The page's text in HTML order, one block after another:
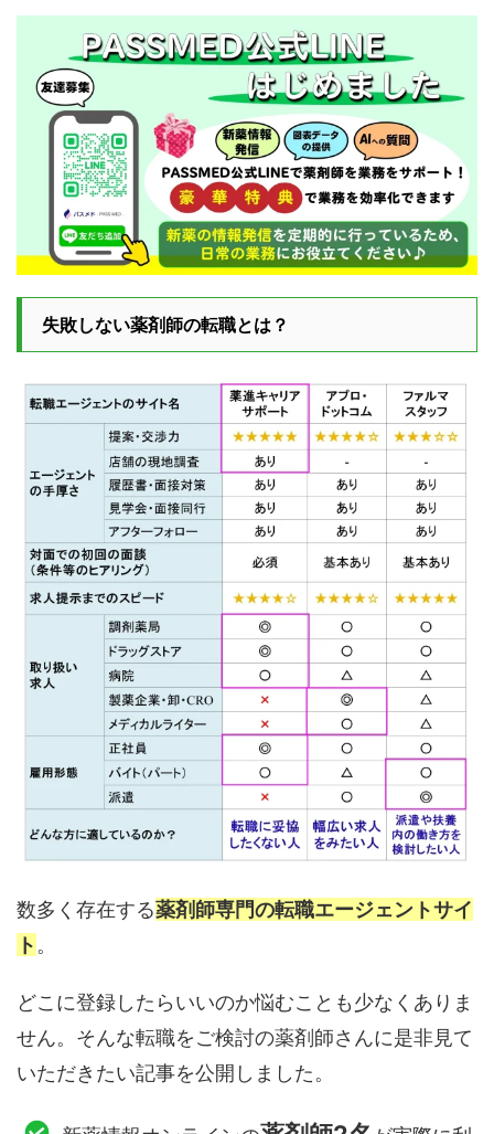
失敗しない薬剤師の転職とは？
数多く存在する薬剤師専門の転職エージェントサイ
ト 。
どこに登録したらいいのか悩むことも少なくありま
せん。そんな転職をご検討の薬剤師さんに是非見て
いただきたい記事を公開しました。